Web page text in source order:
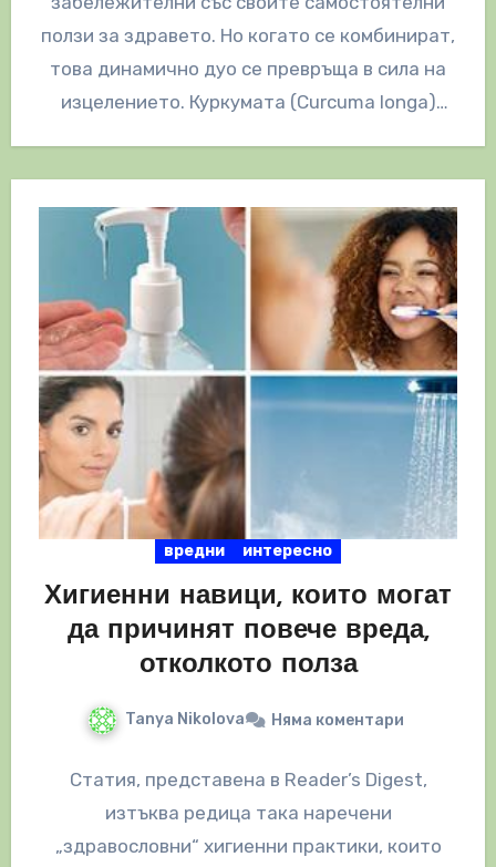
ползи за здравето. Но когато се комбинират,
това динамично дуо се превръща в сила на
изцелението. Куркумата (Curcuma longa)
вредни интересно
Хигиенни навици, които могат
да причинят повече вреда,
отколкото полза
Tanya Nikolova Няма коментари
Статия, представена в Reader’s Digest,
изтъква редица така наречени
„здравословни“ хигиенни практики, които